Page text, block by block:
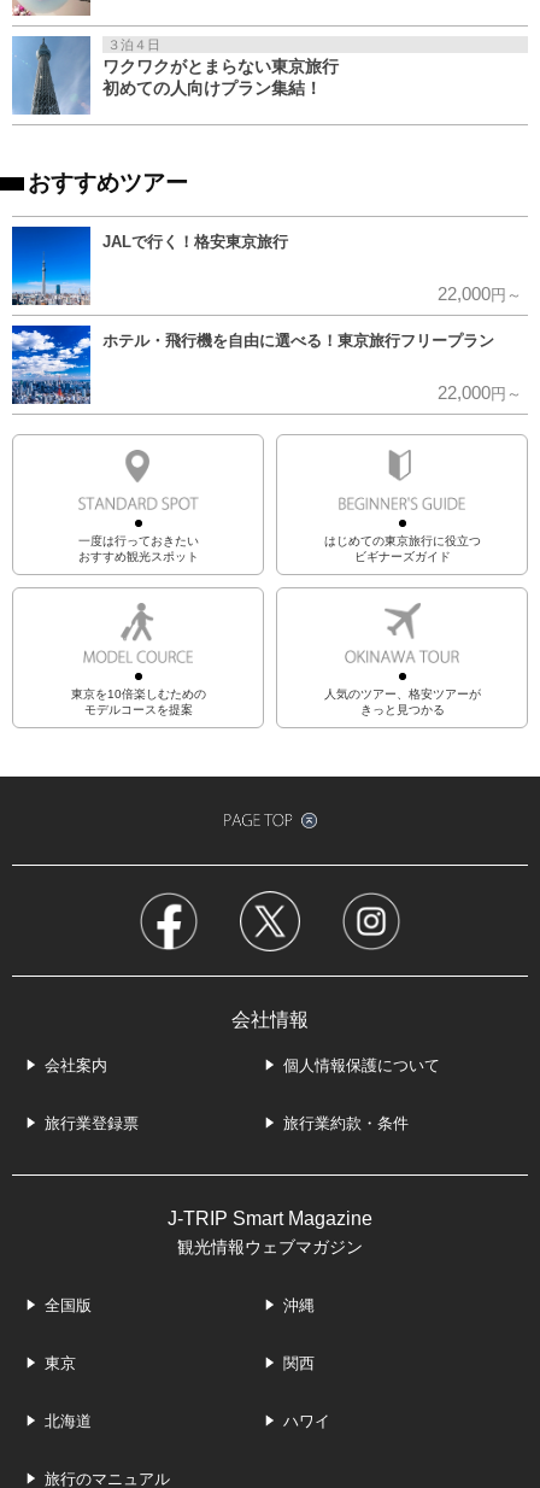
３泊４日
ワクワクがとまらない東京旅行
初めての人向けプラン集結！
おすすめツアー
JALで行く！格安東京旅行
22,000円～
ホテル・飛行機を自由に選べる！東京旅行フリープラン
22,000円～
一度は行っておきたい
おすすめ観光スポット
はじめての東京旅行に役立つ
ビギナーズガイド
東京を10倍楽しむための
モデルコースを提案
人気のツアー、格安ツアーが
きっと見つかる
会社情報
会社案内 個人情報保護について
旅行業登録票 旅行業約款・条件
J-TRIP Smart Magazine
観光情報ウェブマガジン
全国版 沖縄
東京 関西
北海道 ハワイ
旅行のマニュアル